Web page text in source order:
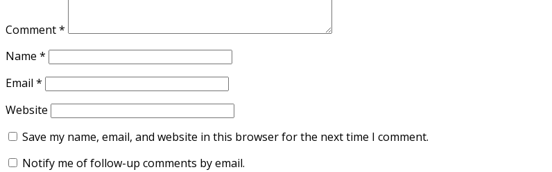
Comment*
Name *
Email *
Website
Save my name, email, and website in this browser for the next time I comment.
Notify me of follow-up comments by email.